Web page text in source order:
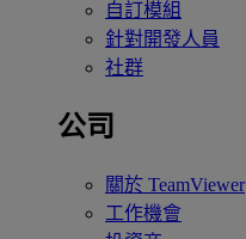
自訂模組
針對開發人員
社群
公司
關於 TeamViewer
工作機會